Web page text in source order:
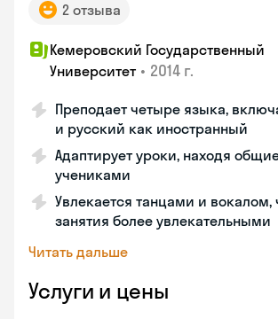
2 отзыва
Кемеровский Государственный
Университет • 2014 г.
Преподает четыре языка,
и русский как иностранный
Адаптирует уроки, находя
учениками
Увлекается танцами и вокалом,
занятия более увлекательными
Читать дальше
Услуги и цены